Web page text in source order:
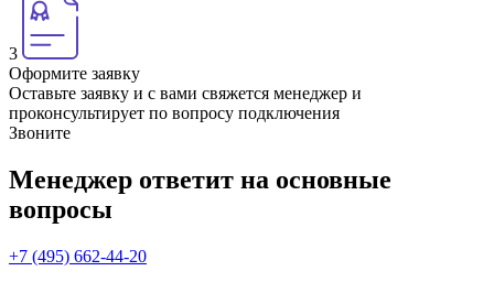
3
Оформите заявку
Оставьте заявку и с вами свяжется менеджер и
проконсультирует по вопросу подключения
Звоните
Менеджер ответит на основные
вопросы
+7 (495) 662-44-20